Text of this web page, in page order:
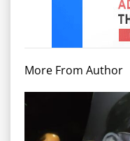
More From Author